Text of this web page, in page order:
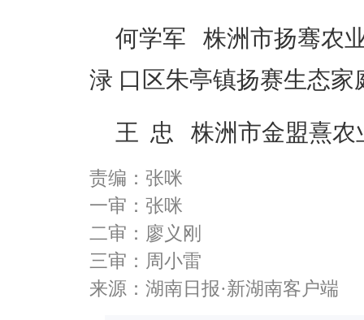
何学军 株洲市扬骞农
渌 口区朱亭镇扬赛生态家
王 忠 株洲市金盟熹农
责编：张咪
一审：张咪
二审：廖义刚
三审：周小雷
来源：湖南日报·新湖南客户端